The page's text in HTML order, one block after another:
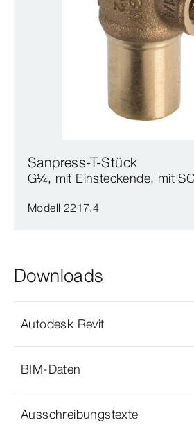
Sanpress-T-Stück
G¼, mit Einsteckende, mit
Modell 2217.4
Downloads
Autodesk Revit
BIM-Daten
Ausschreibungstexte